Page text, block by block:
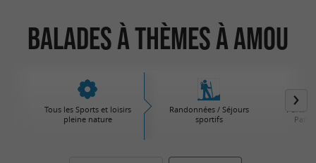
Balades à Thèmes à Amou
Tous les Sports et loisirs
pleine nature
Randonnées / Séjours
sportifs
Parcs